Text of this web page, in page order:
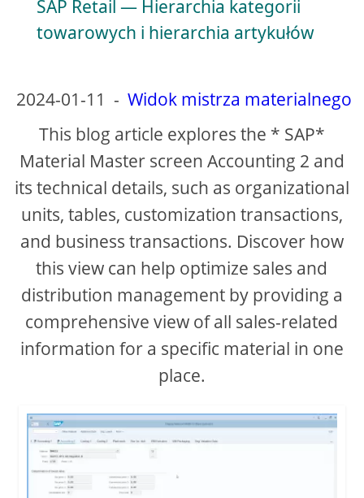
a
V
i
d
e
o
SAP Retail — Hierarchia kategorii
towarowych i hierarchia artykułów
2024-01-11 - Widok mistrza materialnego
This blog article explores the * SAP*
Material Master screen Accounting 2 and
its technical details, such as organizational
units, tables, customization transactions,
and business transactions. Discover how
this view can help optimize sales and
distribution management by providing a
comprehensive view of all sales-related
information for a specific material in one
place.